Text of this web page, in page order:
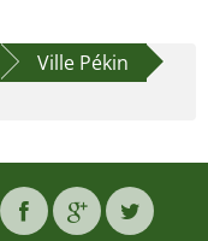
Ville Pékin